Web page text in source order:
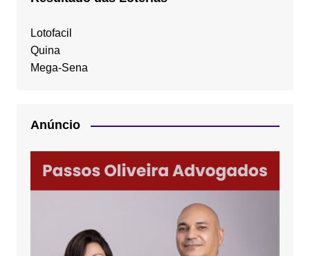
Lotofacil
Quina
Mega-Sena
Anúncio